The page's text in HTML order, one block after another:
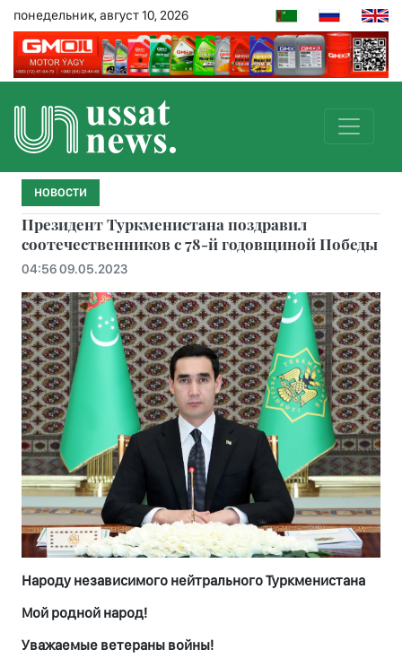
понедельник, август 10, 2026
НОВОСТИ
Президент Туркменистана поздравил
соотечественников с 78-й годовщиной Победы
04:56 09.05.2023
Народу независимого нейтрального Туркменистана
Мой родной народ!
Уважаемые ветераны войны!